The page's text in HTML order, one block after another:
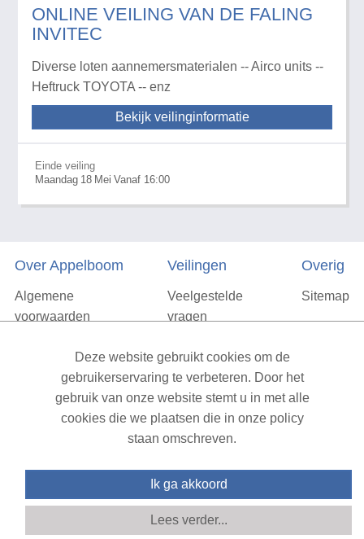
ONLINE VEILING VAN DE FALING
INVITEC
Diverse loten aannemersmaterialen -- Airco units --
Heftruck TOYOTA -- enz
Bekijk veilinginformatie
Einde veiling
Maandag 18 Mei Vanaf 16:00
Over Appelboom
Algemene
voorwaarden
Vacatures
Contact
Veilingen
Veelgestelde
vragen
Overig
Sitemap
| All rights reserved v1.7.6 (NAD-WEB-2)
Deze website gebruikt cookies om de
gebruikerservaring te verbeteren. Door het
gebruik van onze website stemt u in met alle
cookies die we plaatsen die in onze policy
staan omschreven.
Ik ga akkoord
Lees verder...